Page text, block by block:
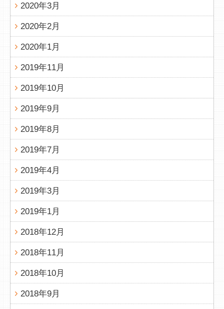
2020年3月
2020年2月
2020年1月
2019年11月
2019年10月
2019年9月
2019年8月
2019年7月
2019年4月
2019年3月
2019年1月
2018年12月
2018年11月
2018年10月
2018年9月